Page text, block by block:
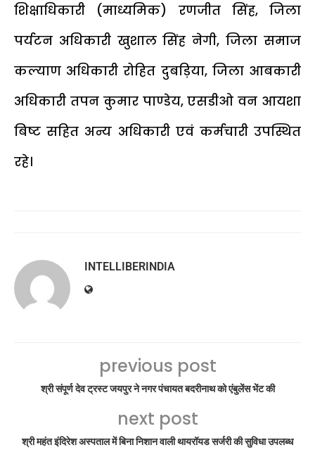
शिक्षाधिकारी (माध्यमिक) रणजीत सिंह, जिला
पर्यटन अधिकारी खुशाल सिंह नेगी, जिला समाज
कल्याण अधिकारी रोहित दुबड़िया, जिला आबकारी
अधिकारी तपन कुमार पाण्डेय, एसडीओ वन आयशा
बिष्ट सहित अन्य अधिकारी एवं कर्मचारी उपस्थित
रहे।
INTELLIBERINDIA
previous post
श्री संपूर्ण देव ट्रस्ट जयपुर ने नगर पंचायत बदरीनाथ को एंबुलेंस भेंट की
next post
श्री महंत इंदिरेश अस्पताल में बिना निशान वाली थायरॉयड सर्जरी की सुविधा उपलब्ध